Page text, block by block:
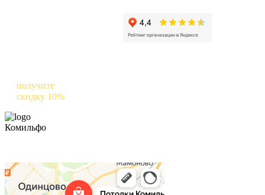
получите
скидку 10%
Комильфо